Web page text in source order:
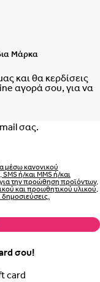
Μάρκα
και θα κερδίσεις
αγορά σου, για να
μέσω κανονικού
ή/και MMS ή/και
την προώθηση προϊόντων,
και προωθητικού υλικού,
σου!